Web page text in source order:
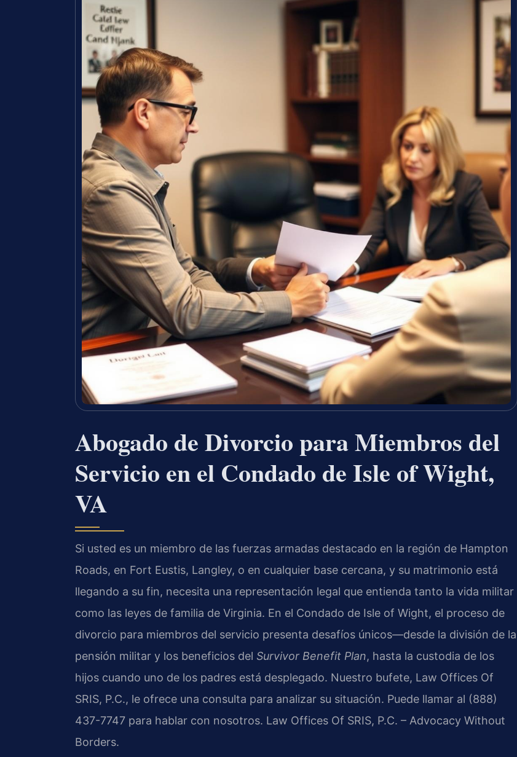
Abogado de Divorcio para Miembros del
Servicio en el Condado de Isle of Wight,
VA
Si usted es un miembro de las fuerzas armadas destacado en la región de Hampton
Roads, en Fort Eustis, Langley, o en cualquier base cercana, y su matrimonio está
llegando a su fin, necesita una representación legal que entienda tanto la vida militar
como las leyes de familia de Virginia. En el Condado de Isle of Wight, el proceso de
divorcio para miembros del servicio presenta desafíos únicos—desde la división de la
pensión militar y los beneficios del Survivor Benefit Plan, hasta la custodia de los
hijos cuando uno de los padres está desplegado. Nuestro bufete, Law Offices Of
SRIS, P.C., le ofrece una consulta para analizar su situación. Puede llamar al (888)
437-7747 para hablar con nosotros. Law Offices Of SRIS, P.C. – Advocacy Without
Borders.